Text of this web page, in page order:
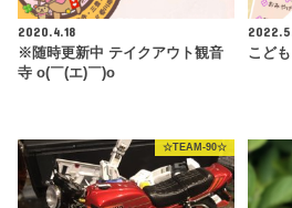
2020.4.18
※随時更新中 テイクアウト観音
寺 o(￣(エ)￣)o
こど
☆TEAM-90☆